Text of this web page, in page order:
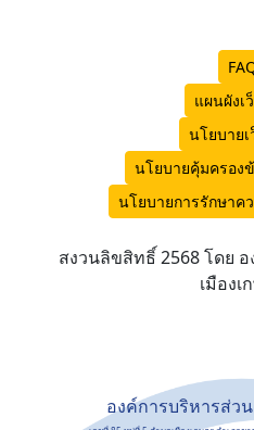
แผนผังเ
นโยบาย
นโยบายคุ้มครอง
นโยบายการรักษาค
สงวนลิขสิทธิ์ 2568 โดย
เมืองเ
องค์การบริหารส่ว